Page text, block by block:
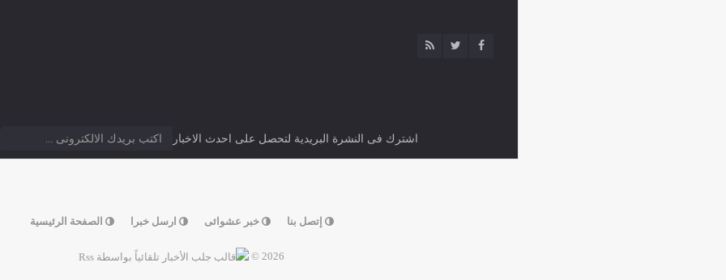
اشترك فى النشرة البريدية لتحصل على احدث الاخبار
إتصل بنا خبر عشوائى ارسل خبرا الصفحة الرئيسية
2026 ©